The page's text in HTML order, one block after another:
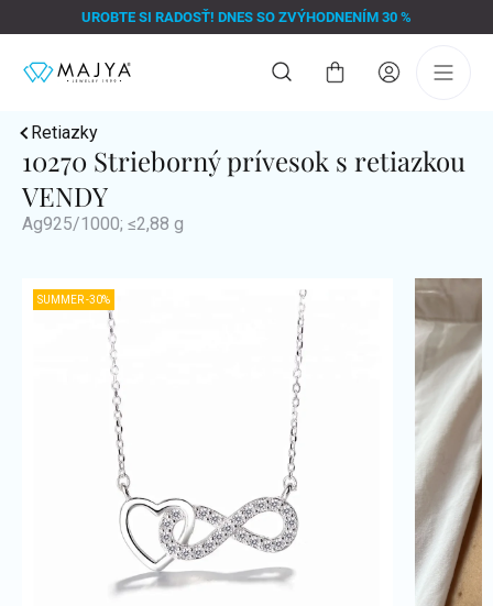
na
UROBTE SI RADOSŤ! DNES SO ZVÝHODNENÍM 30 %
Nákupný
Retiazky
10270 Strieborný prívesok s retiazkou
VENDY
Ag925/1000; ≤2,88 g
SUMMER -30%